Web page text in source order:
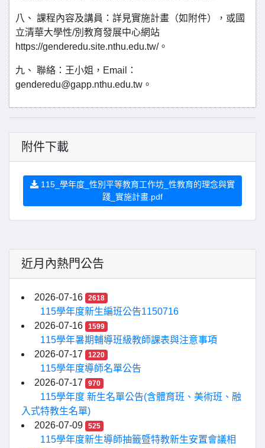
八、 課程內容及講員：詳見實施計畫（如附件），或國
立清華大學性/別教育發展中心網站
https://genderedu.site.nthu.edu.tw/。
九、 聯絡：王小姐，Email：
genderedu@gapp.nthu.edu.tw。
附件下載
115_學年度_性別平等教育工作坊_性教育的理念與實
踐_實施計畫.pdf
近月內熱門公告
2026-07-16 2618
115學年度新生編班公告1150716
2026-07-16
1599
115學年暑期輔導班級教師課表與注意事項
2026-07-17
1220
115學年度導師名單公告
2026-07-17
970
115學年度 新生名單公告(含體育班、美術班、融
入式特教生名單)
2026-07-09
525
115學年度新生導師抽籤暨特教新生安置會議相